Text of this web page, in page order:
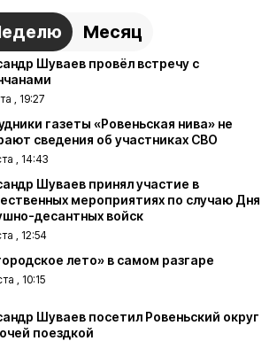
Месяц
Шуваев провёл встречу с
, 19:27
газеты «Ровеньская нива» не
сведения об участниках СВО
, 14:43
Шуваев принял участие в
мероприятиях по случаю Дня
десантных войск
, 12:54
лето» в самом разгаре
, 10:15
Шуваев посетил Ровеньский округ
поездкой